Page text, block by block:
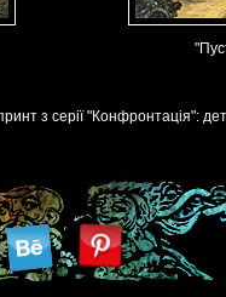
з серії "Конфронтація":